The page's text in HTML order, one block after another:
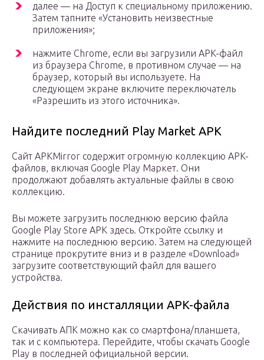
далее — на Доступ к специальному приложению.
Затем тапните «Установить неизвестные
приложения»;
нажмите Chrome, если вы загрузили APK-файл
из браузера Chrome, в противном случае — на
браузер, который вы используете. На
следующем экране включите переключатель
«Разрешить из этого источника».
Найдите последний Play Market APK
Сайт APKMirror содержит огромную коллекцию APK-
файлов, включая Google Play Маркет. Они
продолжают добавлять актуальные файлы в свою
коллекцию.
Вы можете загрузить последнюю версию файла
Google Play Store APK здесь. Откройте ссылку и
нажмите на последнюю версию. Затем на следующей
странице прокрутите вниз и в разделе «Download»
загрузите соответствующий файл для вашего
устройства.
Действия по инсталляции APK-файла
Скачивать АПК можно как со смартфона/планшета,
так и с компьютера. Перейдите, чтобы скачать Google
Play в последней официальной версии.